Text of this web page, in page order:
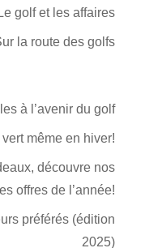
Le golf et les affaires
la route des golfs
à l’avenir du golf
même en hiver!
découvre nos
offres de l’année!
préférés (édition
2025)